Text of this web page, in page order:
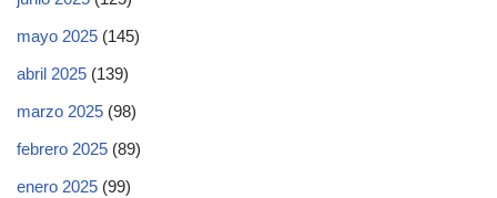
mayo 2025 (145)
abril 2025 (139)
marzo 2025 (98)
febrero 2025 (89)
enero 2025 (99)